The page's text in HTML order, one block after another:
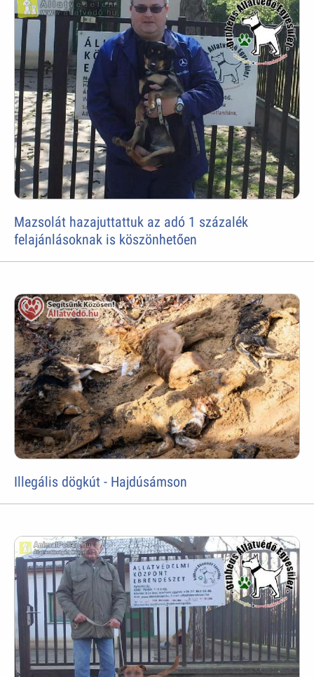
Mazsolát hazajuttattuk az adó 1 százalék
felajánlásoknak is köszönhetően
Illegális dögkút - Hajdúsámson